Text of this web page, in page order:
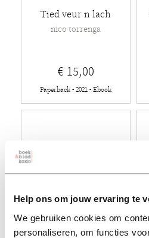
Help ons om jouw ervaring te
We gebruiken cookies om
personaliseren, om functies
Tied veur n lach
nico torrenga
€ 15,00
Paperback - 2021 - Ebook